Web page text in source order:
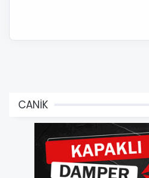
CANİK